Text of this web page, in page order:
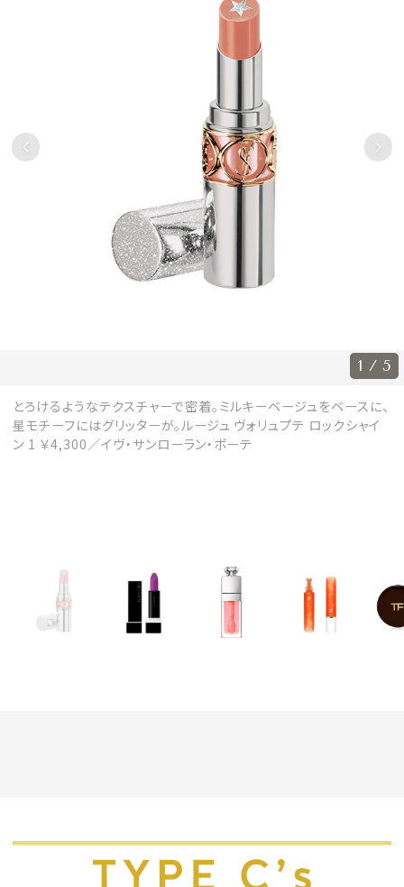
会員登録
Log in or Sign up
SPUR読者のためのメンバーシッププログラム
「The SPUR Club」。便利な機能と特典を無料で楽し
FOLLOW US
MAGAZINE
とろけるようなテクスチャーで密着。ミルキーベージュをベースに、
星モチーフにはグリッターが。ルージュ ヴォリュプテ ロックシャイ
ン 1 ￥4,300／イヴ・サンローラン・ボーテ
1 / 5